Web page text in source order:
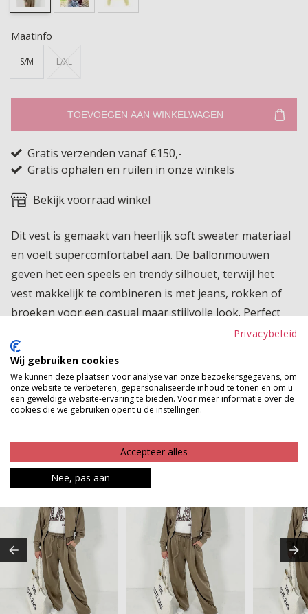
Maatinfo
S/M L/XL
TOEVOEGEN AAN WINKELWAGEN
Gratis verzenden vanaf €150,-
Gratis ophalen en ruilen in onze winkels
Bekijk voorraad winkel
Dit vest is gemaakt van heerlijk soft sweater materiaal
en voelt supercomfortabel aan. De ballonmouwen
geven het een speels en trendy silhouet, terwijl het
vest makkelijk te combineren is met jeans, rokken of
broeken voor een casual maar stijlvolle look. Perfect
om een outfit net dat beetje extra comfort en karakter
te geven.
Product kenmerken
Betaalinformatie
MAAK JE LOOK COMPLEET
Privacybeleid
Wij gebruiken cookies
We kunnen deze plaatsen voor analyse van onze bezoekersgegevens, om
onze website te verbeteren, gepersonaliseerde inhoud te tonen en om u
een geweldige website-ervaring te bieden. Voor meer informatie over de
cookies die we gebruiken opent u de instellingen.
Accepteer alles
Nee, pas aan